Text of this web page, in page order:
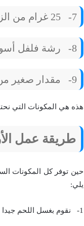
7- 25 غرام من الزبدة.
8- رشة فلفل
9- مقدار صغير من
هذه هي المكونات التي
طريقة عمل
حين توفر كل المكونات
يلي:
1- نقوم بغسل اللحم جيدا